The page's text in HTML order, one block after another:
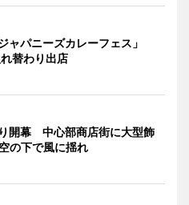
ャパニーズカレーフェス」
替わり出店
開幕 中心部商店街に大型飾
の下で風に揺れ